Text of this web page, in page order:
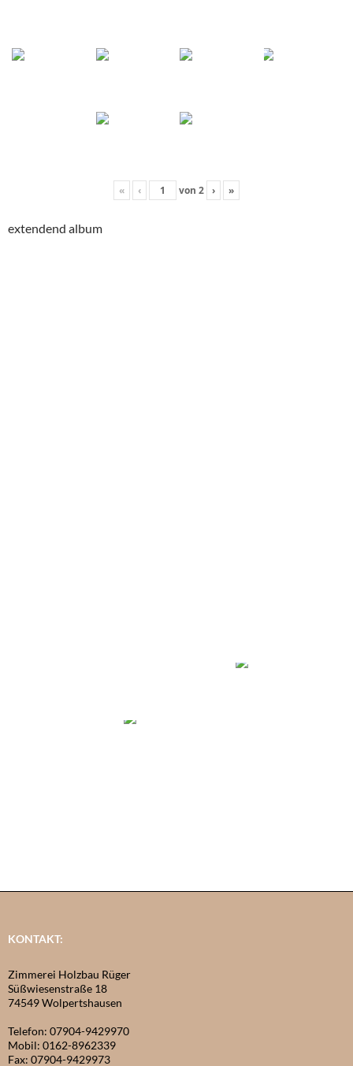
« ‹ von 2 › »
extendend album
KONTAKT:
Zimmerei Holzbau Rüger
Süßwiesenstraße 18
74549 Wolpertshausen
Telefon: 07904-9429970
Mobil: 0162-8962339
Fax: 07904-9429973